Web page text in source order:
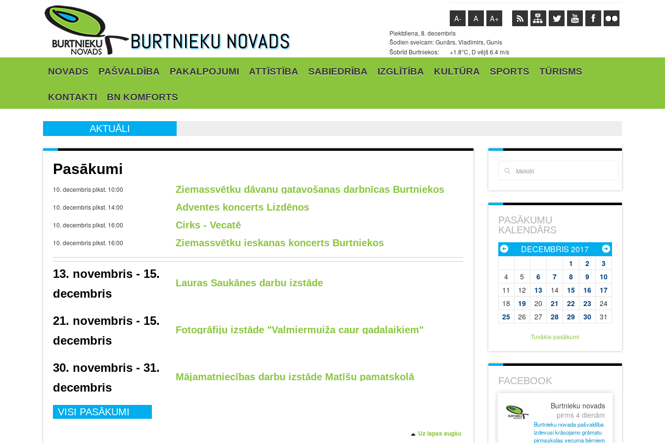
A- A A+
Piektdiena, 8. decembris
Šodien sveicam: Gunārs, Vladimirs, Gunis
Šobrīd Burtniekos:
+1.8℃, D vējš 6.4 m/s
NOVADS PAŠVALDĪBA PAKALPOJUMI ATTĪSTĪBA SABIEDRĪBA IZGLĪTĪBA KULTŪRA SPORTS TŪRISMS
KONTAKTI BN KOMFORTS
AKTUĀLI
Pasākumi
10. decembris plkst. 10:00 Ziemassvētku dāvanu gatavošanas darbnīcas Burtniekos
10. decembris plkst. 14:00 Adventes koncerts Lizdēnos
10. decembris plkst. 16:00 Cirks - Vecatē
10. decembris plkst. 16:00 Ziemassvētku ieskaņas koncerts Burtniekos
13. novembris - 15.
decembris
Lauras Saukānes darbu izstāde
21. novembris - 15.
decembris
Fotogrāfiju izstāde "Valmiermuiža caur gadalaikiem"
30. novembris - 31.
decembris
Mājamatniecības darbu izstāde Matīšu pamatskolā
VISI PASĀKUMI
Uz lapas augšu
PASĀKUMU
KALENDĀRS
DECEMBRIS 2017
1 2
3
4
5 6 7 8 9
10
11
12 13 14 15 16
17
18
19 20 21 22 23
24
25
26 27 28 29 30 31
Tuvākie pasākumi
FACEBOOK
Burtnieku novads
pirms 4 dienām
Burtnieku novada pašvaldība
izdevusi krāsojamo grāmatu
pirmsskolas vecuma bērniem